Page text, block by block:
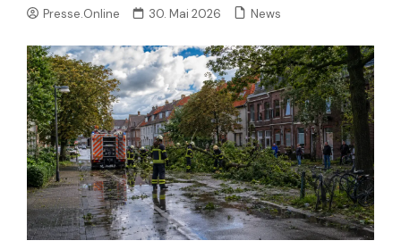
Presse.Online 30. Mai 2026 News